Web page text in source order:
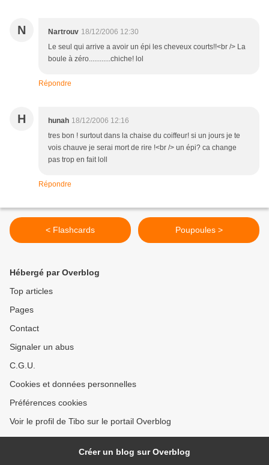
N Nartrouv 18/12/2006 12:30
Le seul qui arrive a avoir un épi les cheveux courts!!<br /> La
boule à zéro............chiche! lol
Répondre
H hunah 18/12/2006 12:16
tres bon ! surtout dans la chaise du coiffeur! si un jours je te
vois chauve je serai mort de rire !<br /> un épi? ca change
pas trop en fait loll
Répondre
< Flashcards Poupoules >
Hébergé par Overblog
Top articles
Pages
Contact
Signaler un abus
C.G.U.
Cookies et données personnelles
Préférences cookies
Voir le profil de Tibo sur le portail Overblog
Créer un blog sur Overblog